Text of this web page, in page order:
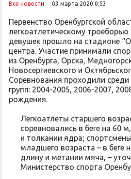
Все новости 03 марта 2020 0:53
Первенство Оренбургской
легкоатлетическому
девушек прошло на стадионе
центра. Участие принимали
из Оренбурга, Орска,
Новосергиевского и
Соревнования проходили среди
групп: 2004-2005, 2006-2007,
рождения.
Легкоатлеты старшего
соревновались в беге на 60
и толкании ядра;
младшего возраста – в беге
длину и метании мяча, –
Министерство спорта